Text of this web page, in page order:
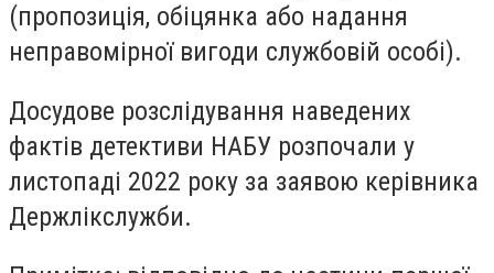
(пропозиція, обіцянка або надання
неправомірної вигоди службовій особі).
Досудове розслідування наведених
фактів детективи НАБУ розпочали у
листопаді 2022 року за заявою керівника
Держлікслужби.